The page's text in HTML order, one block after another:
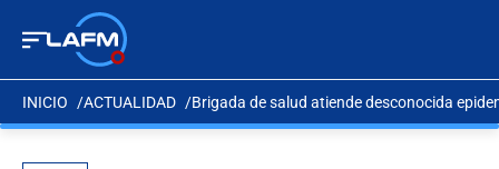
INICIO ACTUALIDAD Brigada de salud atiende desconocida